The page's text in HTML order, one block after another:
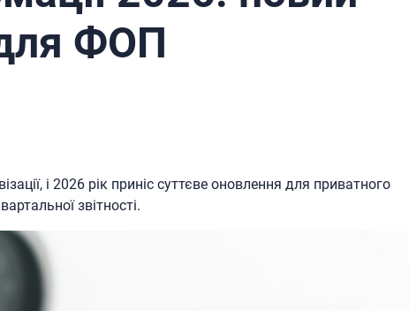
ФОП
і 2026 рік приніс суттєве оновлення для приватного
звітності.